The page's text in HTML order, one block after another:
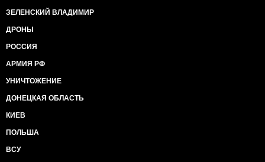
ЗЕЛЕНСКИЙ ВЛАДИМИР
ДРОНЫ
РОССИЯ
АРМИЯ РФ
УНИЧТОЖЕНИЕ
ДОНЕЦКАЯ ОБЛАСТЬ
КИЕВ
ПОЛЬША
ВСУ